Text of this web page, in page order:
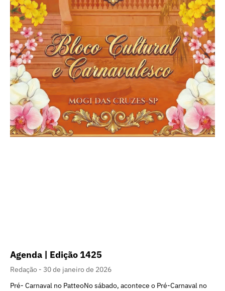
Agenda | Edição 1425
Redação
30 de janeiro de 2026
Pré- Carnaval no PatteoNo sábado, acontece o Pré-Carnaval no